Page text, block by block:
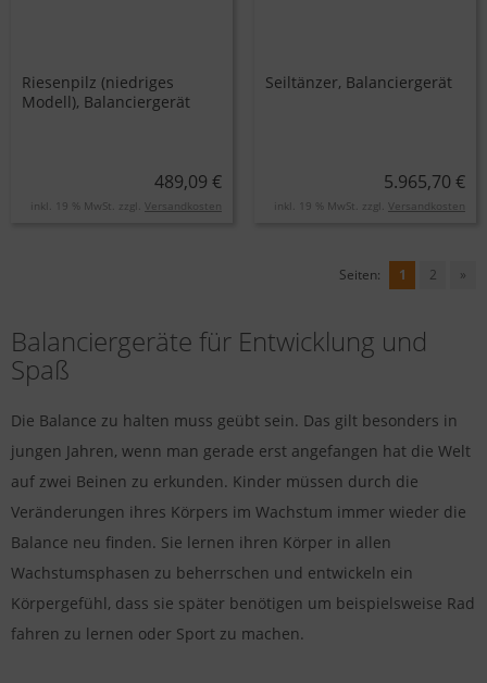
Riesenpilz (niedriges
Modell), Balanciergerät
489,09 €
inkl. 19 % MwSt. zzgl. Versandkosten
Seiltänzer, Balanciergerät
5.965,70 €
inkl. 19 % MwSt. zzgl. Versandkosten
Seiten: 1 2 »
Balanciergeräte für Entwicklung und
Spaß
Die Balance zu halten muss geübt sein. Das gilt besonders in
jungen Jahren, wenn man gerade erst angefangen hat die Welt
auf zwei Beinen zu erkunden. Kinder müssen durch die
Veränderungen ihres Körpers im Wachstum immer wieder die
Balance neu finden. Sie lernen ihren Körper in allen
Wachstumsphasen zu beherrschen und entwickeln ein
Körpergefühl, dass sie später benötigen um beispielsweise Rad
fahren zu lernen oder Sport zu machen.